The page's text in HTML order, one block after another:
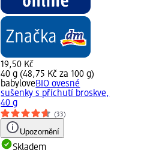
19,50 Kč
40 g (48,75 Kč za 100 g)
babyloveBIO ovesné
sušenky s příchutí broskve,
40 g
(33)
Upozornění
Skladem